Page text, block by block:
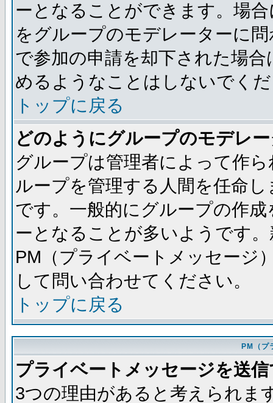
ーとなることができます。場
をグループのモデレーターに
で参加の申請を却下された場
めるようなことはしないでく
トップに戻る
どのようにグループのモデレ
グループは管理者によって作
ループを管理する人間を任命
です。一般的にグループの作
ーとなることが多いようです
PM（プライベートメッセージ
して問い合わせてください。
トップに戻る
PM（プ
プライベートメッセージを送
3つの理由があると考えられま